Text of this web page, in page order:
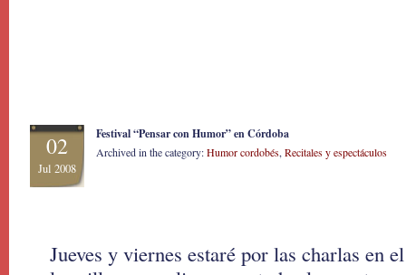
02
Jul 2008
Festival “Pensar con Humor” en Córdoba
Archived in the category:Humor cordobés, Recitales y espectáculos
Jueves y viernes estaré por las charlas en